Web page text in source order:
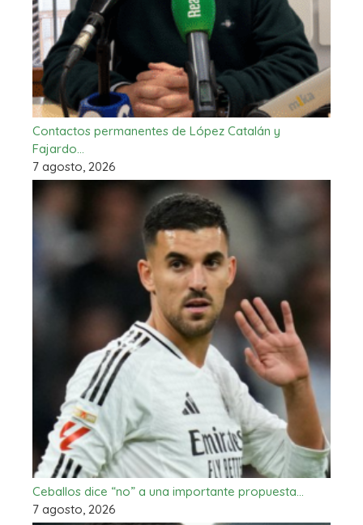
Contactos permanentes de López Catalán y
Fajardo…
7 agosto, 2026
Ceballos dice “no” a una importante propuesta…
7 agosto, 2026